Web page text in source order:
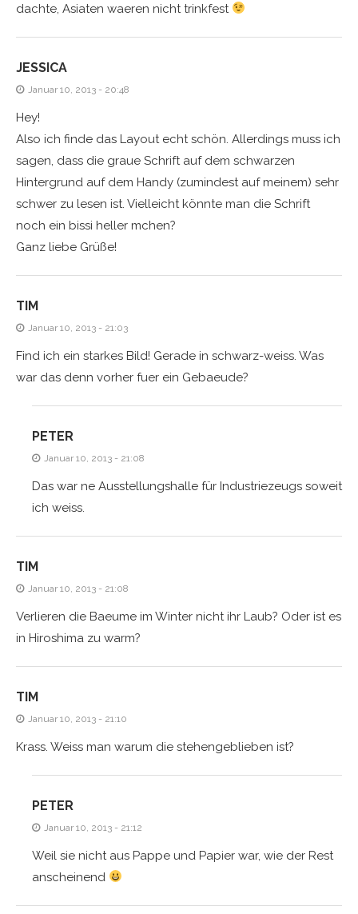
dachte, Asiaten waeren nicht trinkfest
JESSICA
Januar 10, 2013 - 20:48
Hey!
Also ich finde das Layout echt schön. Allerdings muss ich
sagen, dass die graue Schrift auf dem schwarzen
Hintergrund auf dem Handy (zumindest auf meinem) sehr
schwer zu lesen ist. Vielleicht könnte man die Schrift
noch ein bissi heller mchen?
Ganz liebe Grüße!
TIM
Januar 10, 2013 - 21:03
Find ich ein starkes Bild! Gerade in schwarz-weiss. Was
war das denn vorher fuer ein Gebaeude?
PETER
Januar 10, 2013 - 21:08
Das war ne Ausstellungshalle für Industriezeugs soweit
ich weiss.
TIM
Januar 10, 2013 - 21:08
Verlieren die Baeume im Winter nicht ihr Laub? Oder ist es
in Hiroshima zu warm?
TIM
Januar 10, 2013 - 21:10
Krass. Weiss man warum die stehengeblieben ist?
PETER
Januar 10, 2013 - 21:12
Weil sie nicht aus Pappe und Papier war, wie der Rest
anscheinend